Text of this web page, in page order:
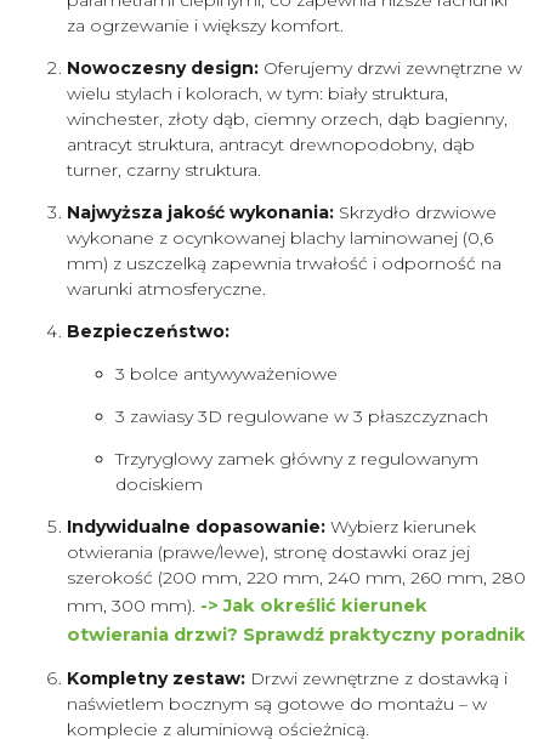
za ogrzewanie i większy komfort.
Nowoczesny design: Oferujemy drzwi zewnętrzne w
wielu stylach i kolorach, w tym: biały struktura,
winchester, złoty dąb, ciemny orzech, dąb bagienny,
antracyt struktura, antracyt drewnopodobny, dąb
turner, czarny struktura.
Najwyższa jakość wykonania: Skrzydło drzwiowe
wykonane z ocynkowanej blachy laminowanej (0,6
mm) z uszczelką zapewnia trwałość i odporność na
warunki atmosferyczne.
Bezpieczeństwo:
3 bolce antywyważeniowe
3 zawiasy 3D regulowane w 3 płaszczyznach
Trzyryglowy zamek główny z regulowanym
dociskiem
Indywidualne dopasowanie: Wybierz kierunek
otwierania (prawe/lewe), stronę dostawki oraz jej
szerokość (200 mm, 220 mm, 240 mm, 260 mm, 280
mm, 300 mm). -> Jak określić kierunek
otwierania drzwi? Sprawdź praktyczny poradnik
Kompletny zestaw: Drzwi zewnętrzne z dostawką i
naświetlem bocznym są gotowe do montażu – w
komplecie z aluminiową ościeżnicą.